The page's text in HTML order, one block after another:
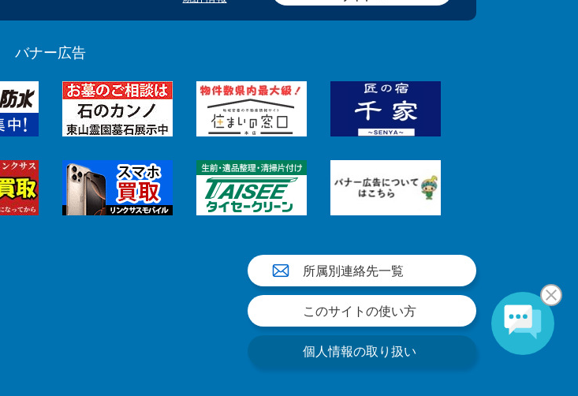
バナー広告
所属別連絡先一覧
このサイトの使い方
個人情報の取り扱い